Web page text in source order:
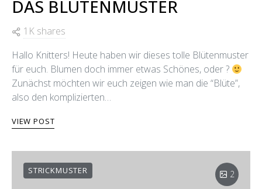
DAS BLÜTENMUSTER
1K shares
Hallo Knitters! Heute haben wir dieses tolle Blütenmuster
für euch. Blumen doch immer etwas Schönes, oder ?
Zunächst möchten wir euch zeigen wie man die “Blüte”,
also den komplizierten…
VIEW POST
STRICKMUSTER 2